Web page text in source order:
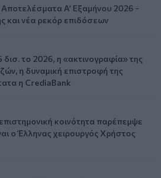
A’ Εξαμήνου 2026 -
και νέα ρεκόρ επιδόσεων
δισ. το 2026, η «ακτινογραφία» της
η δυναμική επιστροφή της
η CrediaBank
κοινότητα παρέπεμψε
ο Έλληνας χειρουργός Χρήστος